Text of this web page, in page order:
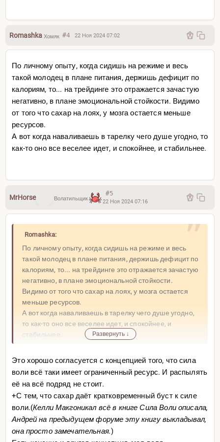
RomashkaХомяк #4 22 Ноя 2024 07:02
По личному опыту, когда сидишь на режиме и весь
такой молодец в плане питания, держишь дефицит по
калориям, то... на трейдинге это отражается зачастую
негативно, в плане эмоциональной стойкости. Видимо
от того что сахар на лоях, у мозга остается меньше
ресурсов.
А вот когда наваливаешь в тарелку чего душе угодно, то
как-то оно все веселее идет, и спокойнее, и стабильнее.
MrHorse Волатильщик
#5
22 Ноя 2024 07:16
Romashka:
По личному опыту, когда сидишь на режиме и весь
такой молодец в плане питания, держишь дефицит по
калориям, то... на трейдинге это отражается зачастую
негативно, в плане эмоциональной стойкости.
Видимо от того что сахар на лоях, у мозга остается
меньше ресурсов.
А вот когда наваливаешь в тарелку чего душе угодно,
то как-то оно все веселее идет, и спокойнее, и
стабильнее.
Развернуть ↓
Это хорошо согласуется с концепцией того, что сила
воли всё таки имеет ограниченный ресурс. И распылять
её на всё подряд не стоит.
+С тем, что сахар даёт кратковременный буст к силе
воли.(Келли Макгоникал всё в книге Сила Воли описала,
Андрей на предыдущем форуме эту книгу выкладывал,
она просто замечательная.)